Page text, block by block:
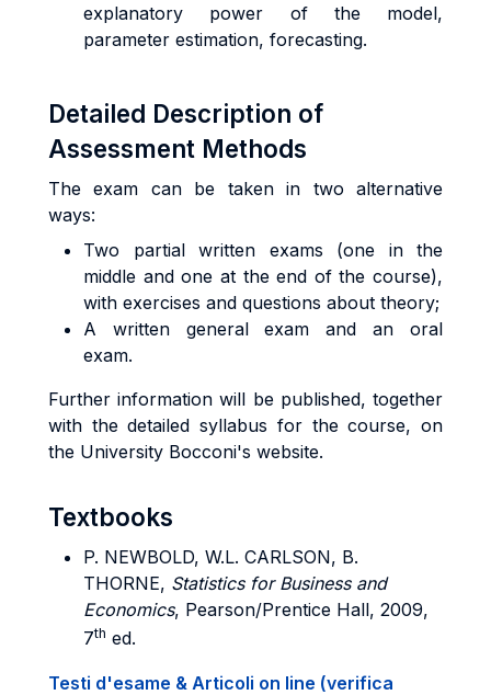
explanatory power of the model,
parameter estimation, forecasting.
Detailed Description of
Assessment Methods
The exam can be taken in two alternative
ways:
Two partial written exams (one in the
middle and one at the end of the course),
with exercises and questions about theory;
A written general exam and an oral
exam.
Further information will be published, together
with the detailed syllabus for the course, on
the University Bocconi's website.
Textbooks
P. NEWBOLD, W.L. CARLSON, B.
THORNE, Statistics for Business and
Economics, Pearson/Prentice Hall, 2009,
7th ed.
Testi d'esame & Articoli on line (verifica